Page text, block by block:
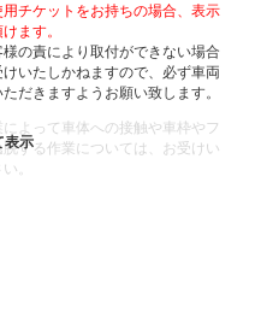
チケットをお持ちの場合、表示
ます。
の責により取付ができない場合
いたしかねますので、必ず車両
だきますようお願い致します。
よって車体への接触や車枠やフ
する作業については、お受けい
。